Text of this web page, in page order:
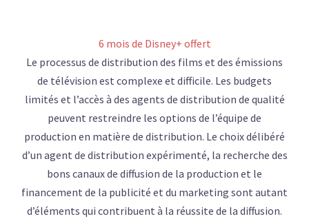
6 mois de Disney+ offert
Le processus de distribution des films et des émissions
de télévision est complexe et difficile. Les budgets
limités et l’accès à des agents de distribution de qualité
peuvent restreindre les options de l’équipe de
production en matière de distribution. Le choix délibéré
d’un agent de distribution expérimenté, la recherche des
bons canaux de diffusion de la production et le
financement de la publicité et du marketing sont autant
d’éléments qui contribuent à la réussite de la diffusion.